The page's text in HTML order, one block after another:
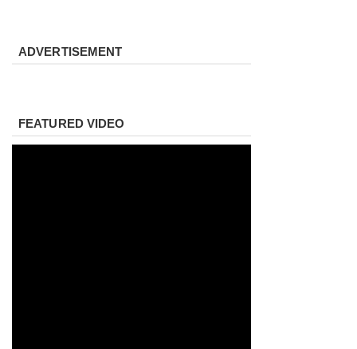
ADVERTISEMENT
FEATURED VIDEO